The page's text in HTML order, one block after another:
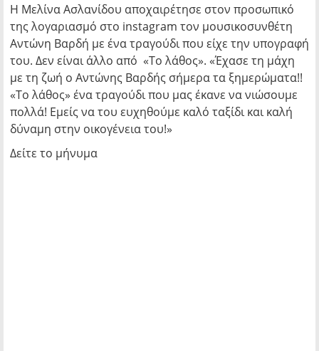
Η Μελίνα Ασλανίδου αποχαιρέτησε στον προσωπικό
της λογαριασμό στο instagram τον μουσικοσυνθέτη
Αντώνη Βαρδή με ένα τραγούδι που είχε την υπογραφή
του. Δεν είναι άλλο από «Το λάθος». «Έχασε τη μάχη
με τη ζωή ο Αντώνης Βαρδής σήμερα τα ξημερώματα!!
«Το λάθος» ένα τραγούδι που μας έκανε να νιώσουμε
πολλά! Εμείς να του ευχηθούμε καλό ταξίδι και καλή
δύναμη στην οικογένεια του!»
Δείτε το μήνυμα